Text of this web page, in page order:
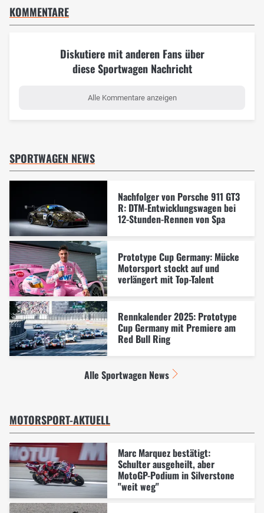
KOMMENTARE
Diskutiere mit anderen Fans über
diese Sportwagen Nachricht
Alle Kommentare anzeigen
SPORTWAGEN NEWS
Nachfolger von Porsche 911 GT3
R: DTM-Entwicklungswagen bei
12-Stunden-Rennen von Spa
Prototype Cup Germany: Mücke
Motorsport stockt auf und
verlängert mit Top-Talent
Rennkalender 2025: Prototype
Cup Germany mit Premiere am
Red Bull Ring
Alle Sportwagen News
MOTORSPORT-AKTUELL
Marc Marquez bestätigt:
Schulter ausgeheilt, aber
MotoGP-Podium in Silverstone
"weit weg"